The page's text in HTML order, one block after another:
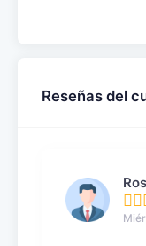
Reseñas del